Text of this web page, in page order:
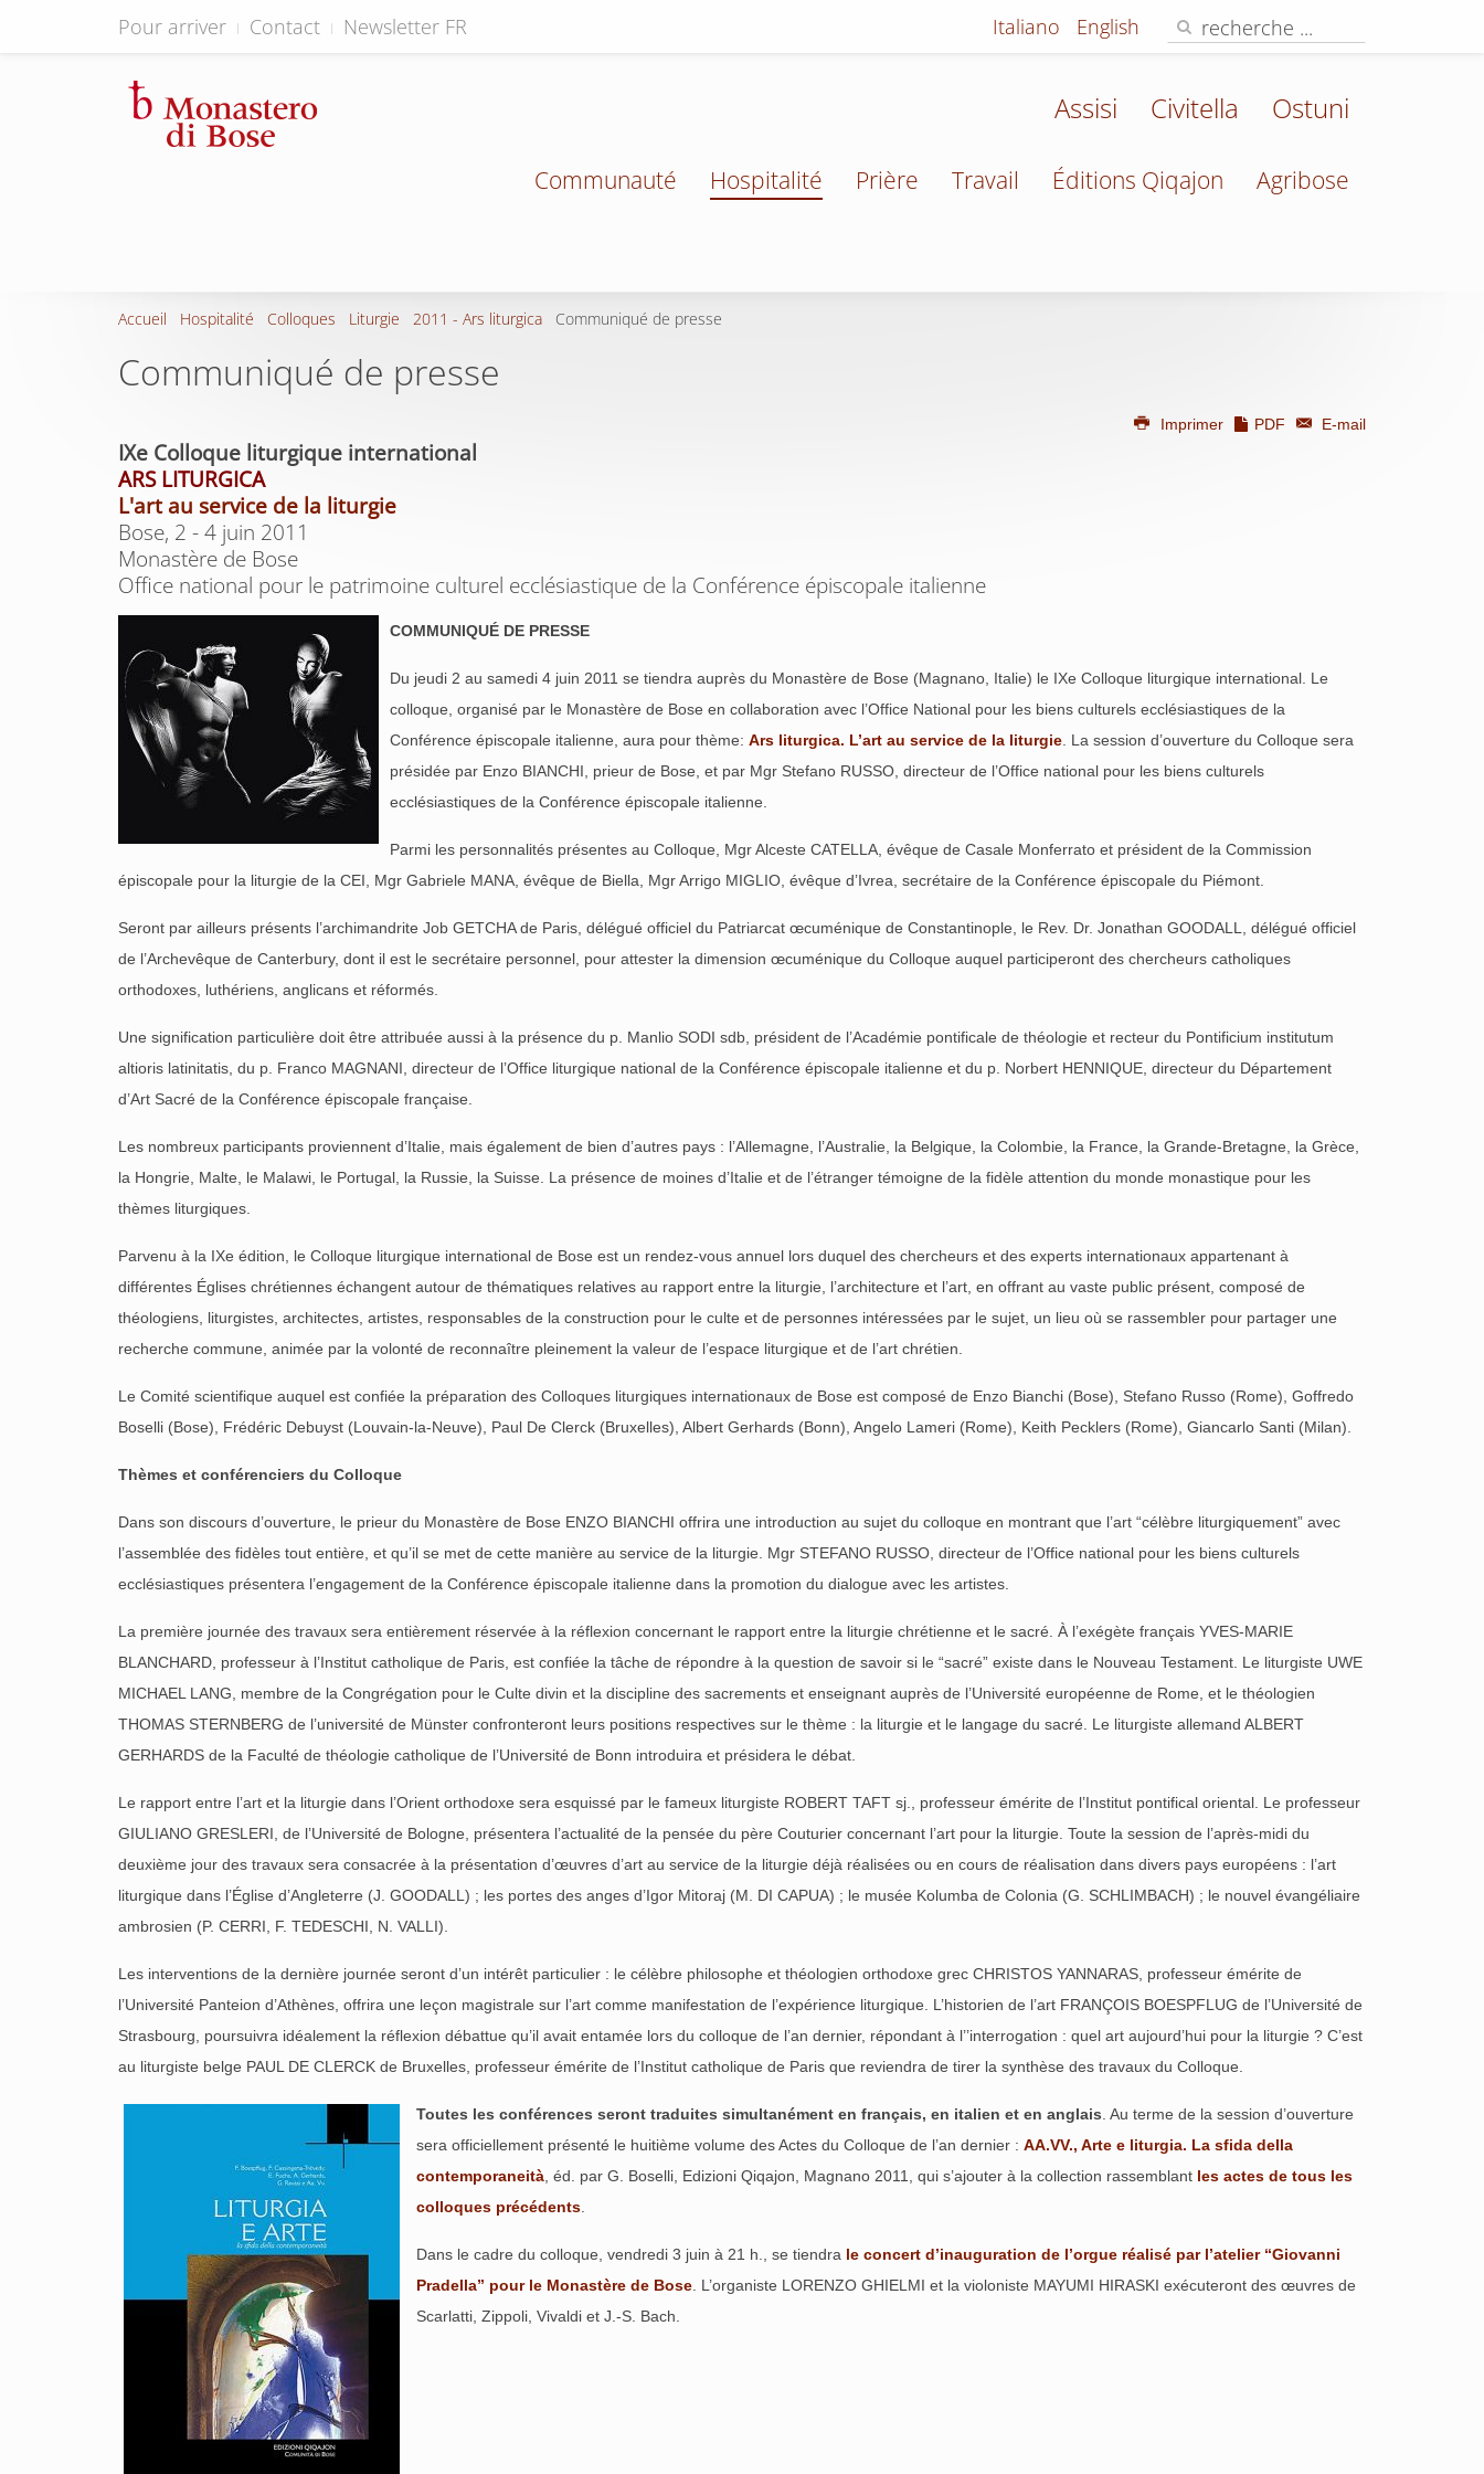
Pour arriver Contact Newsletter FR Italiano English
Assisi Civitella Ostuni
Communauté Hospitalité Prière Travail Éditions Qiqajon Agribose
Accueil Hospitalité Colloques Liturgie 2011 - Ars liturgica Communiqué de presse
Communiqué de presse
Imprimer PDF E-mail
IXe Colloque liturgique international
ARS LITURGICA
L'art au service de la liturgie
Bose, 2 - 4 juin 2011
Monastère de Bose
Office national pour le patrimoine culturel ecclésiastique de la Conférence épiscopale italienne
COMMUNIQUÉ DE PRESSE
Du jeudi 2 au samedi 4 juin 2011 se tiendra auprès du Monastère de Bose (Magnano, Italie) le IXe Colloque liturgique international. Le
colloque, organisé par le Monastère de Bose en collaboration avec l’Office National pour les biens culturels ecclésiastiques de la
Conférence épiscopale italienne, aura pour thème: Ars liturgica. L’art au service de la liturgie . La session d’ouverture du Colloque sera
présidée par Enzo BIANCHI, prieur de Bose, et par Mgr Stefano RUSSO, directeur de l’Office national pour les biens culturels
ecclésiastiques de la Conférence épiscopale italienne.
Parmi les personnalités présentes au Colloque, Mgr Alceste CATELLA, évêque de Casale Monferrato et président de la Commission
épiscopale pour la liturgie de la CEI, Mgr Gabriele MANA, évêque de Biella, Mgr Arrigo MIGLIO, évêque d’Ivrea, secrétaire de la Conférence épiscopale du Piémont.
Seront par ailleurs présents l’archimandrite Job GETCHA de Paris, délégué officiel du Patriarcat œcuménique de Constantinople, le Rev. Dr. Jonathan GOODALL, délégué officiel
de l’Archevêque de Canterbury, dont il est le secrétaire personnel, pour attester la dimension œcuménique du Colloque auquel participeront des chercheurs catholiques
orthodoxes, luthériens, anglicans et réformés.
Une signification particulière doit être attribuée aussi à la présence du p. Manlio SODI sdb, président de l’Académie pontificale de théologie et recteur du Pontificium institutum
altioris latinitatis, du p. Franco MAGNANI, directeur de l’Office liturgique national de la Conférence épiscopale italienne et du p. Norbert HENNIQUE, directeur du Département
d’Art Sacré de la Conférence épiscopale française.
Les nombreux participants proviennent d’Italie, mais également de bien d’autres pays : l’Allemagne, l’Australie, la Belgique, la Colombie, la France, la Grande-Bretagne, la Grèce,
la Hongrie, Malte, le Malawi, le Portugal, la Russie, la Suisse. La présence de moines d’Italie et de l’étranger témoigne de la fidèle attention du monde monastique pour les
thèmes liturgiques.
Parvenu à la IXe édition, le Colloque liturgique international de Bose est un rendez-vous annuel lors duquel des chercheurs et des experts internationaux appartenant à
différentes Églises chrétiennes échangent autour de thématiques relatives au rapport entre la liturgie, l’architecture et l’art, en offrant au vaste public présent, composé de
théologiens, liturgistes, architectes, artistes, responsables de la construction pour le culte et de personnes intéressées par le sujet, un lieu où se rassembler pour partager une
recherche commune, animée par la volonté de reconnaître pleinement la valeur de l’espace liturgique et de l’art chrétien.
Le Comité scientifique auquel est confiée la préparation des Colloques liturgiques internationaux de Bose est composé de Enzo Bianchi (Bose), Stefano Russo (Rome), Goffredo
Boselli (Bose), Frédéric Debuyst (Louvain-la-Neuve), Paul De Clerck (Bruxelles), Albert Gerhards (Bonn), Angelo Lameri (Rome), Keith Pecklers (Rome), Giancarlo Santi (Milan).
Thèmes et conférenciers du Colloque
Dans son discours d’ouverture, le prieur du Monastère de Bose ENZO BIANCHI offrira une introduction au sujet du colloque en montrant que l’art “célèbre liturgiquement” avec
l’assemblée des fidèles tout entière, et qu’il se met de cette manière au service de la liturgie. Mgr STEFANO RUSSO, directeur de l’Office national pour les biens culturels
ecclésiastiques présentera l’engagement de la Conférence épiscopale italienne dans la promotion du dialogue avec les artistes.
La première journée des travaux sera entièrement réservée à la réflexion concernant le rapport entre la liturgie chrétienne et le sacré. À l’exégète français YVES-MARIE
BLANCHARD, professeur à l’Institut catholique de Paris, est confiée la tâche de répondre à la question de savoir si le “sacré” existe dans le Nouveau Testament. Le liturgiste UWE
MICHAEL LANG, membre de la Congrégation pour le Culte divin et la discipline des sacrements et enseignant auprès de l’Université européenne de Rome, et le théologien
THOMAS STERNBERG de l’université de Münster confronteront leurs positions respectives sur le thème : la liturgie et le langage du sacré. Le liturgiste allemand ALBERT
GERHARDS de la Faculté de théologie catholique de l’Université de Bonn introduira et présidera le débat.
Le rapport entre l’art et la liturgie dans l’Orient orthodoxe sera esquissé par le fameux liturgiste ROBERT TAFT sj., professeur émérite de l’Institut pontifical oriental. Le professeur
GIULIANO GRESLERI, de l’Université de Bologne, présentera l’actualité de la pensée du père Couturier concernant l’art pour la liturgie. Toute la session de l’après-midi du
deuxième jour des travaux sera consacrée à la présentation d’œuvres d’art au service de la liturgie déjà réalisées ou en cours de réalisation dans divers pays européens : l’art
liturgique dans l’Église d’Angleterre (J. GOODALL) ; les portes des anges d’Igor Mitoraj (M. DI CAPUA) ; le musée Kolumba de Colonia (G. SCHLIMBACH) ; le nouvel évangéliaire
ambrosien (P. CERRI, F. TEDESCHI, N. VALLI).
Les interventions de la dernière journée seront d’un intérêt particulier : le célèbre philosophe et théologien orthodoxe grec CHRISTOS YANNARAS, professeur émérite de
l’Université Panteion d’Athènes, offrira une leçon magistrale sur l’art comme manifestation de l’expérience liturgique. L’historien de l’art FRANÇOIS BOESPFLUG de l’Université de
Strasbourg, poursuivra idéalement la réflexion débattue qu’il avait entamée lors du colloque de l’an dernier, répondant à l’’interrogation : quel art aujourd’hui pour la liturgie ? C’est
au liturgiste belge PAUL DE CLERCK de Bruxelles, professeur émérite de l’Institut catholique de Paris que reviendra de tirer la synthèse des travaux du Colloque.
Toutes les conférences seront traduites simultanément en français, en italien et en anglais . Au terme de la session d’ouverture
sera officiellement présenté le huitième volume des Actes du Colloque de l’an dernier : AA.VV., Arte e liturgia. La sfida della
contemporaneità , éd. par G. Boselli, Edizioni Qiqajon, Magnano 2011, qui s’ajouter à la collection rassemblant les actes de tous les
colloques précédents
Dans le cadre du colloque, vendredi 3 juin à 21 h., se tiendra le concert d’inauguration de l’orgue réalisé par l’atelier “Giovanni
Pradella” pour le Monastère de Bose . L’organiste LORENZO GHIELMI et la violoniste MAYUMI HIRASKI exécuteront des œuvres de
Scarlatti, Zippoli, Vivaldi et J.-S. Bach.